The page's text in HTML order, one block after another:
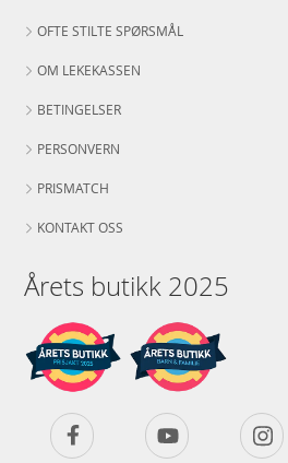
OFTE STILTE SPØRSMÅL
OM LEKEKASSEN
BETINGELSER
PERSONVERN
PRISMATCH
KONTAKT OSS
Årets butikk 2025